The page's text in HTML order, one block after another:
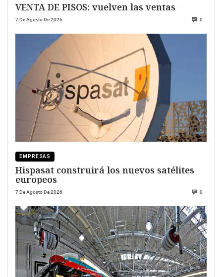
VENTA DE PISOS: vuelven las ventas
7 De Agosto De 2026 0
EMPRESAS
Hispasat construirá los nuevos satélites
europeos
7 De Agosto De 2026 0